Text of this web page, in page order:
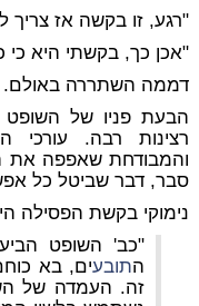
"רגע, זו בקשה אז צריך
"אכן כך, בקשתי היא כי
דממה השתררה באולם.
הבעת פניו של
רצינות רבה. עורכי
והמבודחת שאפפה את
סבר, דבר שביטל כל
נימוקי בקשת הפסילה
"כב' השופט
התובעים, בא
זה. העמדה של